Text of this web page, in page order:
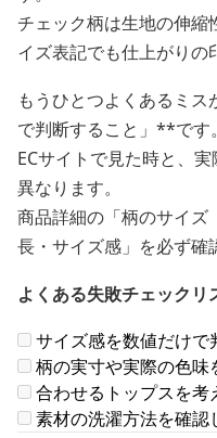
チェック柄は生地の伸縮
イズ表記でも仕上がりの
もうひとつよくあるミ
で判断すること」**です。
ECサイトで見た時と、
異なります。
商品詳細の「柄のサイ
長・サイズ感」を必ず確
よくある失敗チェックリ
サイズ感を数値だけで
柄の実寸や実際の色味
合わせるトップスを考
素材の洗濯方法を確認